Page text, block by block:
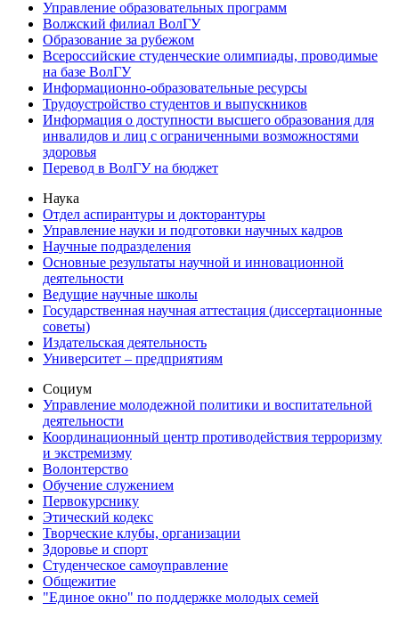
Управление образовательных программ
Волжский филиал ВолГУ
Образование за рубежом
Всероссийские студенческие олимпиады, проводимые
на базе ВолГУ
Информационно-образовательные ресурсы
Трудоустройство студентов и выпускников
Информация о доступности высшего образования для
инвалидов и лиц с ограниченными возможностями
здоровья
Перевод в ВолГУ на бюджет
Наука
Отдел аспирантуры и докторантуры
Управление науки и подготовки научных кадров
Научные подразделения
Основные результаты научной и инновационной
деятельности
Ведущие научные школы
Государственная научная аттестация (диссертационные
советы)
Издательская деятельность
Университет – предприятиям
Социум
Управление молодежной политики и воспитательной
деятельности
Координационный центр противодействия терроризму
и экстремизму
Волонтерство
Обучение служением
Первокурснику
Этический кодекс
Творческие клубы, организации
Здоровье и спорт
Студенческое самоуправление
Общежитие
"Единое окно" по поддержке молодых семей